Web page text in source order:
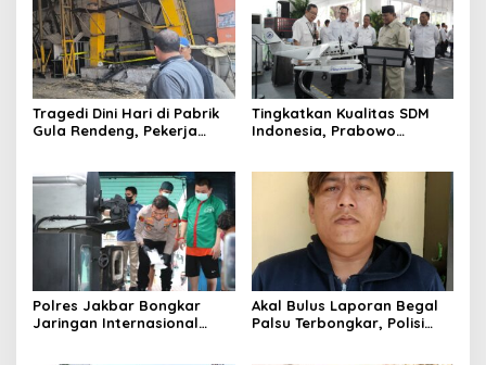
Tragedi Dini Hari di Pabrik
Gula Rendeng, Pekerja
Tingkatkan Kualitas SDM
Indonesia, Prabowo
Terbaik Dunia
Polres Jakbar Bongkar
Jaringan Internasional
Akal Bulus Laporan Begal
Palsu Terbongkar, Polisi